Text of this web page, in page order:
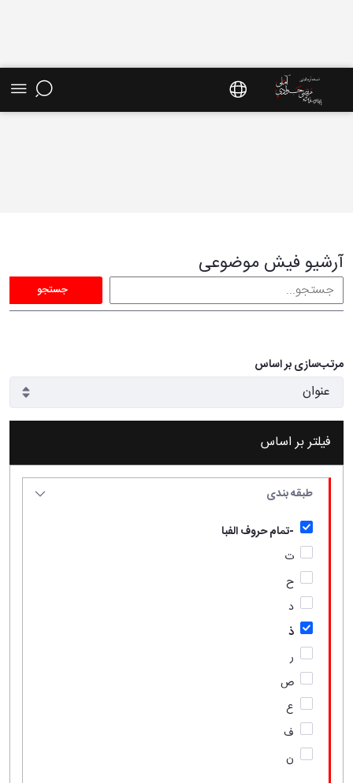
آرشیو فیش موضوعی
جستجو
مرتب‌سازی بر اساس
فیلتر بر اساس
طبقه بندی
-تمام حروف الفبا
ت
ح
د
ذ
ر
ص
ع
ف
ن